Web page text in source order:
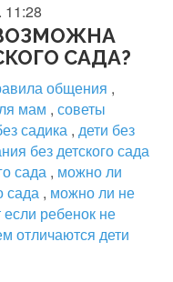
11:28
САДА?
общения ,
мам , советы
садика , дети без
без детского сада
сада , можно ли
сада , можно ли не
если ребенок не
отличаются дети